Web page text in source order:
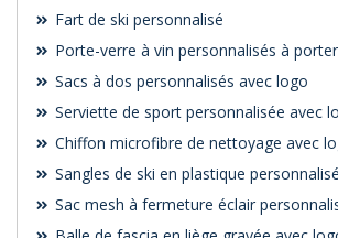
Fart de ski personnalisé
Porte-verre à vin personnalisés à
Sacs à dos personnalisés avec logo
Serviette de sport personnalisée avec
Chiffon microfibre de nettoyage avec
Sangles de ski en plastique
Sac mesh à fermeture éclair